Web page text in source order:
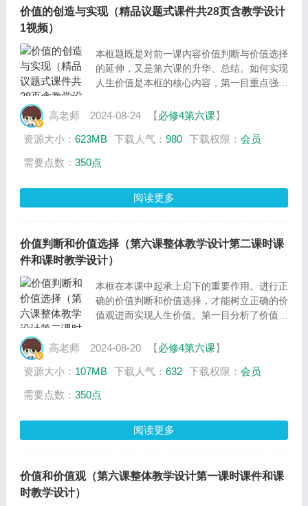
值。
价值的创造与实现（精品议题式课件共28页含教学设计
1视频）
本框题既是对前一课内容价值判断与价值选择
的延伸，又是第六课的升华、总结。如何实现
人生价值是本框的核心内容，第一目重点强调
目阐述社会提供的客观条件是人们创造和实现
造和实现价值；第三目阐明砥砺自我是实现人
生价值的主观条件。引导高中生为实现中华民
族的伟大复兴树立崇高理想，承担自己的责
高老师 2024-08-24 【必修4第六课】
资源大小： 623MB 下载人气： 980 下载权限： 会员
需要点数： 350点
阅读更多
价值判断和价值选择（第六课整体教学设计第二课时课
件和课时教学设计）
本框在本课中起承上启下的重要作用。进行正
确的价值判断和价值选择，才能树立正确的价
值观进而实现人生价值。第一目分析了价值判
征、得出要自觉遵循社会发展的客观规律。第
相反的价值判断与价值选择，引导学生要自觉
站在人民的立场上。
高老师 2024-08-20 【必修4第六课】
资源大小： 107MB 下载人气： 632 下载权限： 会员
需要点数： 350点
阅读更多
价值和价值观（第六课整体教学设计第一课时课件和课
时教学设计）